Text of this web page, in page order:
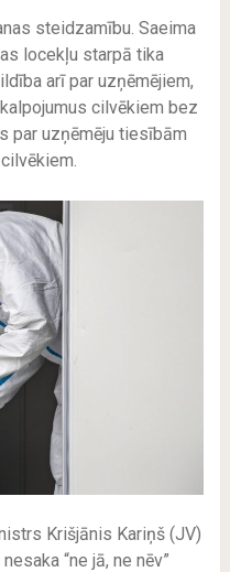
steidzamību. Saeima
locekļu starpā tika
arī par uzņēmējiem,
cilvēkiem bez
par uzņēmēju tiesībām
Krišjānis Kariņš (JV)
“ne jā, ne nēv”